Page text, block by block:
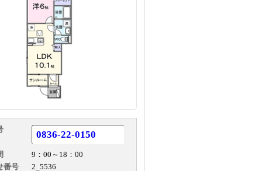
0836-22-0150
9：00～18：00
番号
2_5536